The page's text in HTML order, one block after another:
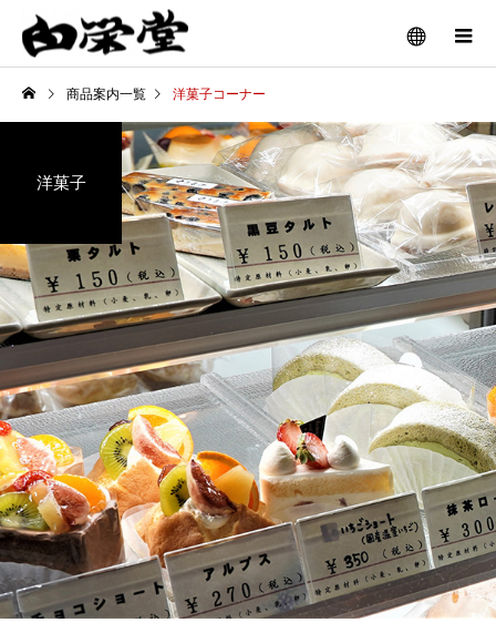
商品案内一覧 洋菓子コーナー
洋菓子